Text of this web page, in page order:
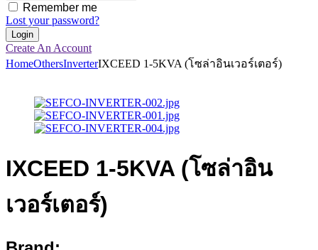
Remember me
Lost your password?
Create An Account
HomeOthersInverterIXCEED 1-5KVA (โซล่าอินเวอร์เตอร์)
IXCEED 1-5KVA (โซล่าอิน
เวอร์เตอร์)